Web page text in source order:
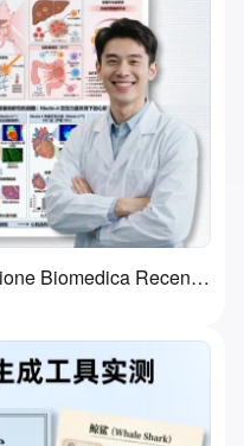
5 Migliori Strumenti di Illustrazione Biomedica Recensiti nel 2026 | Funzionalità, Casi d'Uso e Come Scegliere